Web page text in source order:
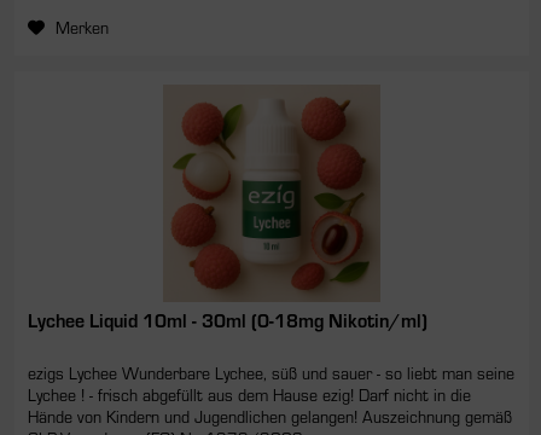
Merken
Lychee Liquid 10ml - 30ml (0-18mg Nikotin/ml)
ezigs Lychee Wunderbare Lychee, süß und sauer - so liebt man seine
Lychee ! - frisch abgefüllt aus dem Hause ezig! Darf nicht in die
Hände von Kindern und Jugendlichen gelangen! Auszeichnung gemäß